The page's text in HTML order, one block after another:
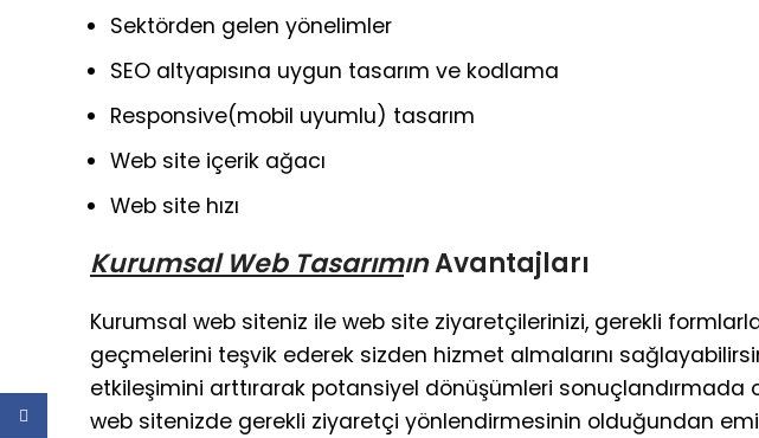
Sektörden gelen yönelimler
SEO altyapısına uygun tasarım ve kodlama
Responsive(mobil uyumlu) tasarım
Web site içerik ağacı
Web site hızı
Kurumsal Web TasarımınAvantajları
Kurumsal web siteniz ile web site ziyaretçilerinizi, gerekli
geçmelerini teşvik ederek sizden hizmet almalarını
etkileşimini arttırarak potansiyel dönüşümleri sonuçlandırmada
web sitenizde gerekli ziyaretçi yönlendirmesinin olduğundan
Facebook